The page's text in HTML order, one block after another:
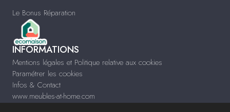
Le Bonus Réparation
INFORMATIONS
Mentions légales et Politique relative aux cookies
Paramétrer les cookies
Infos & Contact
www.meubles-at-home.com